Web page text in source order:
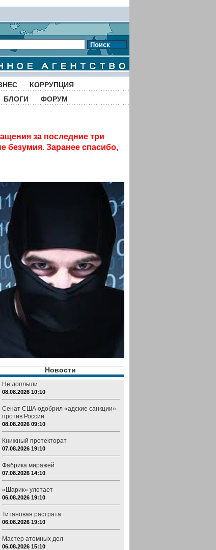
Поиск
КОРРУПЦИЯ
БЛОГИ ФОРУМ
за последние три
безумия. Заранее спасибо,
Новости
Не доплыли
08.08.2026 10:10
Сенат США одобрил «адские санкции»
против России
08.08.2026 09:10
Книжный протекторат
07.08.2026 19:10
Фабрика миражей
07.08.2026 14:10
«Шарик» улетает
06.08.2026 19:10
Титановая растрата
06.08.2026 19:10
Мастер атомных дел
06.08.2026 15:10